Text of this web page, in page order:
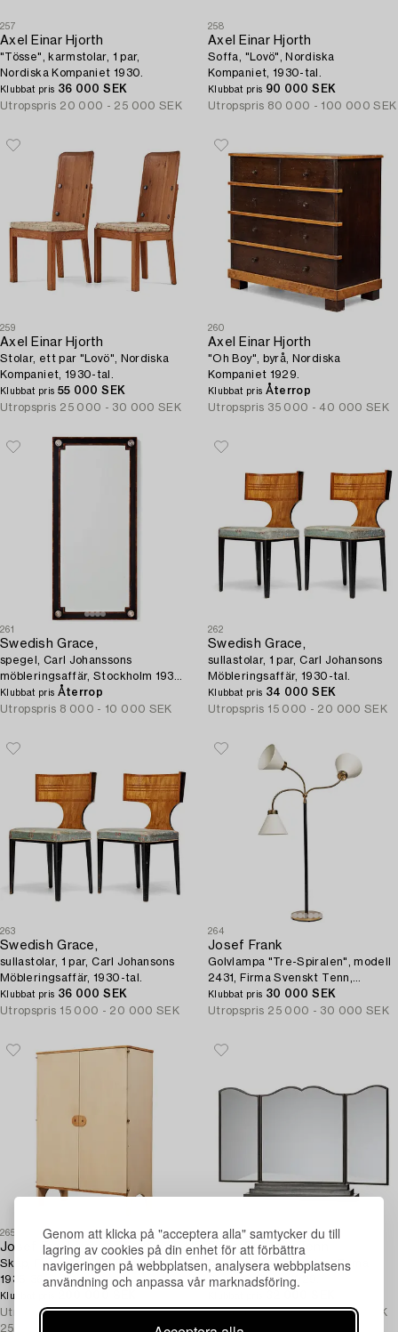
Genom att klicka på "acceptera alla" samtycker du till
lagring av cookies på din enhet för att förbättra
navigeringen på webbplatsen, analysera webbplatsens
användning och anpassa vår marknadsföring.
257
Axel Einar Hjorth
"Tösse", karmstolar, 1 par,
Nordiska Kompaniet 1930.
Klubbat pris 36 000 SEK
Utropspris 20 000 - 25 000 SEK
258
Axel Einar Hjorth
Soffa, "Lovö", Nordiska
Kompaniet, 1930-tal.
Klubbat pris 90 000 SEK
Utropspris 80 000 - 100 000 SEK
259
Axel Einar Hjorth
Stolar, ett par "Lovö", Nordiska
Kompaniet, 1930-tal.
Klubbat pris 55 000 SEK
Utropspris 25 000 - 30 000 SEK
260
Axel Einar Hjorth
"Oh Boy", byrå, Nordiska
Kompaniet 1929.
Klubbat pris Återrop
Utropspris 35 000 - 40 000 SEK
261
Swedish Grace,
spegel, Carl Johanssons
möbleringsaffär, Stockholm 1930-
tal.
Klubbat pris Återrop
Utropspris 8 000 - 10 000 SEK
262
Swedish Grace,
sullastolar, 1 par, Carl Johansons
Möbleringsaffär, 1930-tal.
Klubbat pris 34 000 SEK
Utropspris 15 000 - 20 000 SEK
263
Swedish Grace,
sullastolar, 1 par, Carl Johansons
Möbleringsaffär, 1930-tal.
Klubbat pris 36 000 SEK
Utropspris 15 000 - 20 000 SEK
264
Josef Frank
Golvlampa "Tre-Spiralen", modell
2431, Firma Svenskt Tenn,
sannolikt 1940-tal.
Klubbat pris 30 000 SEK
Utropspris 25 000 - 30 000 SEK
265
Josef Frank
Skåp, Firma Svenskt Tenn ca
1935-36.
Klubbat pris
Utropspris 200 000 -
250 000 SEK
266
Firma Svenskt Tenn
Bordsspegel, tredelad, Firma
Svenskt Tenn, 1929.
Utropspris 15 000 - 20 000 SEK